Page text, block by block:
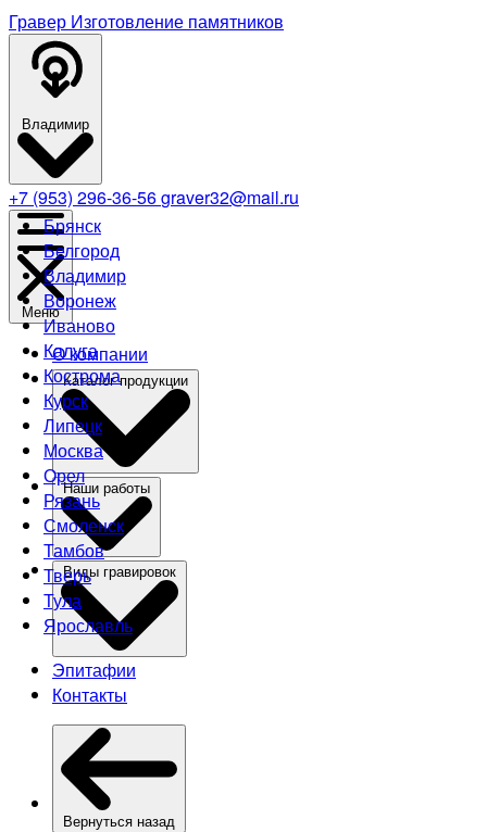
Гравер Изготовление памятников
Владимир
Брянск
Белгород
Владимир
Воронеж
Иваново
Калуга
Кострома
Курск
Липецк
Москва
Орел
Рязань
Смоленск
Тамбов
Тверь
Тула
Ярославль
+7 (953) 296-36-56graver32@mail.ru
Меню
О компании
Эпитафии
Контакты
Вернуться назад